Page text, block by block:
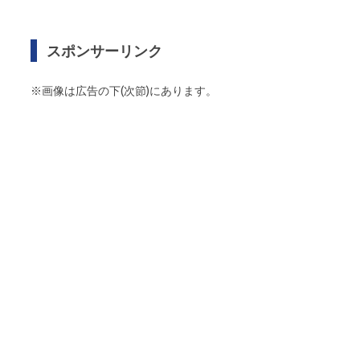
スポンサーリンク
※画像は広告の下(次節)にあります。